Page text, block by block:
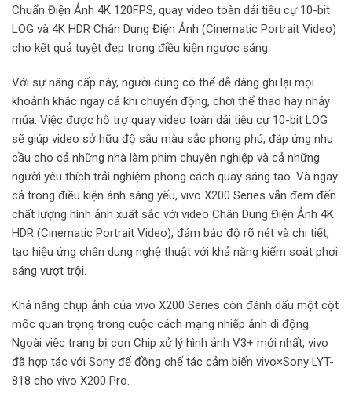
Chuẩn Điện Ảnh 4K 120FPS, quay video toàn dải tiêu cự 10-bit
LOG và 4K HDR Chân Dung Điện Ảnh (Cinematic Portrait Video)
cho kết quả tuyệt đẹp trong điều kiện ngược sáng.
Với sự nâng cấp này, người dùng có thể dễ dàng ghi lại mọi
khoảnh khắc ngay cả khi chuyển động, chơi thể thao hay nhảy
múa. Việc được hỗ trợ quay video toàn dải tiêu cự 10-bit LOG
sẽ giúp video sở hữu độ sâu màu sắc phong phú, đáp ứng nhu
cầu cho cả những nhà làm phim chuyên nghiệp và cả những
người yêu thích trải nghiệm phong cách quay sáng tạo. Và ngay
cả trong điều kiện ánh sáng yếu, vivo X200 Series vẫn đem đến
chất lượng hình ảnh xuất sắc với video Chân Dung Điện Ảnh 4K
HDR (Cinematic Portrait Video), đảm bảo độ rõ nét và chi tiết,
tạo hiệu ứng chân dung nghệ thuật với khả năng kiểm soát phơi
sáng vượt trội.
Khả năng chụp ảnh của vivo X200 Series còn đánh dấu một cột
mốc quan trọng trong cuộc cách mạng nhiếp ảnh di động.
Ngoài việc trang bị con Chip xử lý hình ảnh V3+ mới nhất, vivo
đã hợp tác với Sony để đồng chế tác cảm biến vivo×Sony LYT-
818 cho vivo X200 Pro.